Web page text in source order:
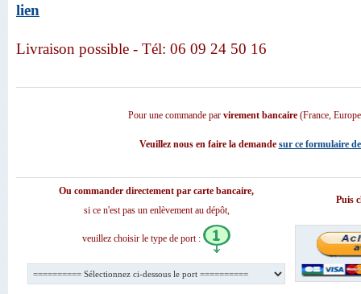
lien
Livraison possible - Tél: 06 09 24 50 16
Pour une commande par virement bancaire (France,
Veuillez nous en faire la demande sur ce formulaire
Ou commander directement par carte bancaire,
si ce n'est pas un enlèvement au dépôt,
veuillez choisir le type de port :
Puis